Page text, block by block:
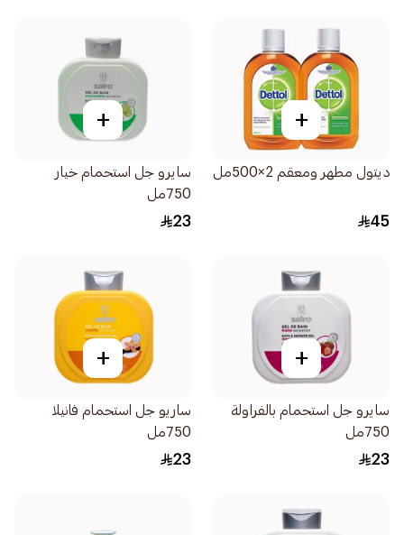
+
ديتول مطهر ومعقم 2×500مل
45
+
سايرو جل استحمام خيار
750مل
23
+
سايرو جل استحمام بالفراولة
750مل
23
+
ساريو جل استحمام فانيلا
750مل
23